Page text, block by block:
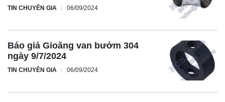
TIN CHUYÊN GIA 06/09/2024
Báo giá Gioăng van bướm 304
ngày 9/7/2024
TIN CHUYÊN GIA 06/09/2024